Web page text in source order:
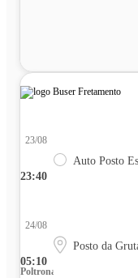
23:40
23/08
Auto Posto
05:10
24/08
Posto da
Poltrona